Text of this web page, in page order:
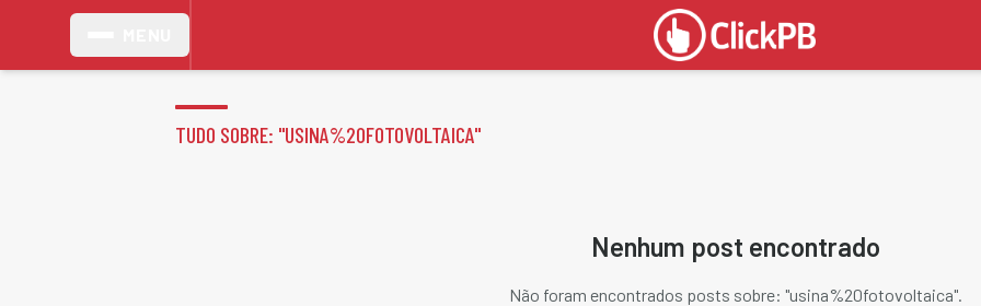
TUDO SOBRE: "USINA%20FOTOVOLTAICA"
Nenhum post encontrado
Não foram encontrados posts sobre: "usina%20fotovoltaica".